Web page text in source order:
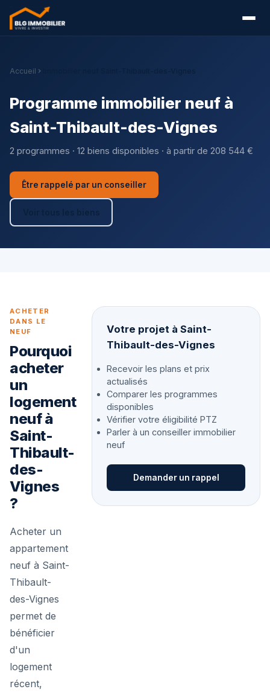
Accueil
Programme immobilier neuf à
Saint-Thibault-des-Vignes
2 programmes · 12 biens disponibles · à partir de 208 544 €
Être rappelé par un conseiller
Voir tous les biens
ACHETER
DANS LE
NEUF
Pourquoi
acheter
un
logement
neuf à
Saint-
Thibault-
des-
Vignes
?
Acheter un
appartement
neuf à Saint-
Thibault-
des-Vignes
permet de
bénéficier
d'un
logement
récent,
Votre projet à Saint-
Thibault-des-Vignes
Recevoir les plans et prix
actualisés
Comparer les programmes
disponibles
Vérifier votre éligibilité PTZ
Parler à un conseiller immobilier
neuf
Demander un rappel